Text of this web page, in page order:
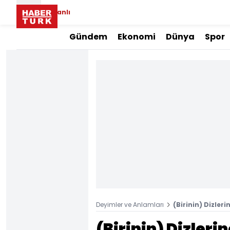
Canlı
Gündem Ekonomi Dünya Spor
Deyimler ve Anlamları (Birinin)